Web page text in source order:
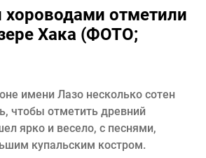
хороводами отметили
Хака (ФОТО;
имени Лазо несколько сотен
чтобы отметить древний
ярко и весело, с песнями,
купальским костром.